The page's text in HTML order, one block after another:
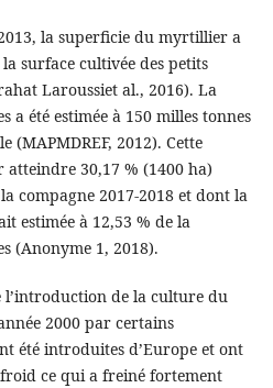
la superficie du myrtillier a
surface cultivée des petits
Laroussiet al., 2016). La
été estimée à 150 milles tonnes
2012). Cette
30,17 % (1400 ha)
compagne 2017-2018 et dont la
estimée à 12,53 % de la
(Anonyme 1, 2018).
l’introduction de la culture du
2000 par certains
été introduites d’Europe et ont
ce qui a freiné fortement